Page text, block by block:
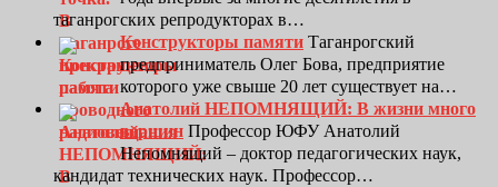
таганрогских репродукторах в…
Конструкторы памяти Таганрогский
предприниматель Олег Бова, предприятие
которого уже свыше 20 лет существует на…
Анатолий НЕПОМНЯЩИЙ: В жизни много
вершин Профессор ЮФУ Анатолий
Непомнящий – доктор педагогических наук,
кандидат технических наук. Профессор…